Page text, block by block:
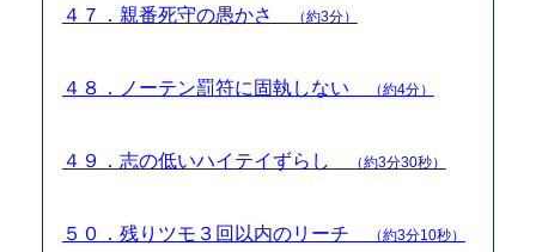
４７．親番死守の愚かさ （約3分）
４８．ノーテン罰符に固執しない （約4分）
４９．志の低いハイテイずらし （約3分30秒）
５０．残りツモ３回以内のリーチ （約3分10秒）